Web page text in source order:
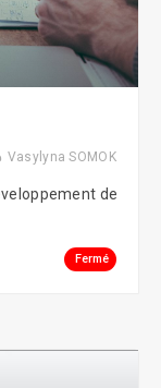
Vasylyna SOMOK
de
Fermé